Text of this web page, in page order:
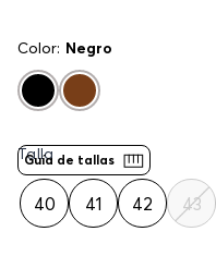
Color: Negro
Guía de tallas
Talla
40 41 42 43